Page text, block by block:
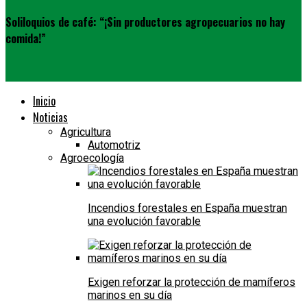
Soliloquios de café: “¡Sin productores agropecuarios no hay
comida!”
Inicio
Noticias
Agricultura
Automotriz
Agroecología
Incendios forestales en España muestran
una evolución favorable
Exigen reforzar la protección de mamíferos
marinos en su día